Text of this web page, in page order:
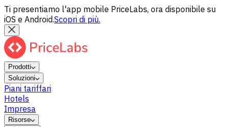
Ti presentiamo l'app mobile PriceLabs, ora disponibile su
iOS e Android.Scopri di più.
Prodotti
Soluzioni
Piani tariffari
Hotels
Impresa
Risorse